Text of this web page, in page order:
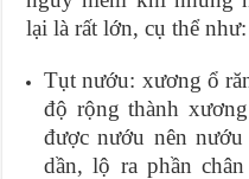
lại là rất lớn, cụ thể như:
Tụt nướu: xương ổ
độ rộng thành
được nướu nên
dần, lộ ra phần